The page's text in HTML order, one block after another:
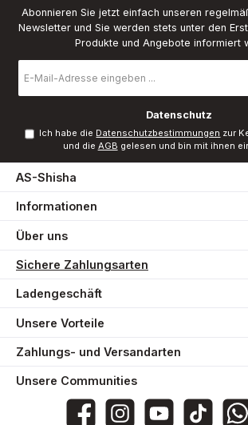
Abonnieren Sie jetzt einfach unseren
Newsletter und Sie werden stets unter den
Produkte und Angebote informiert
Mail-
Datenschutz
Ich habe die Datenschutzbestimmungen zur
und die AGB gelesen und bin mit ihnen
AS-Shisha
Informationen
Über uns
Sichere Zahlungsarten
Ladengeschäft
Unsere Vorteile
Zahlungs- und Versandarten
Unsere Communities
AS-Shishaas_shisha_2020@asshisha7765 AS